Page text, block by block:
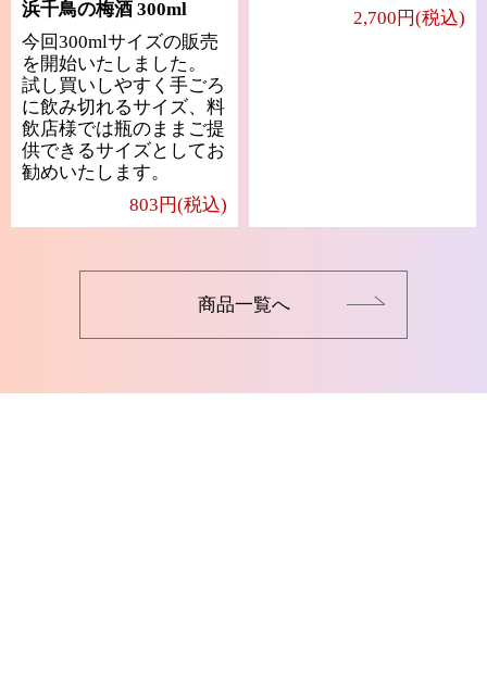
浜千鳥の梅酒 300ml
今回300mlサイズの販売
を開始いたしました。
試し買いしやすく手ごろ
に飲み切れるサイズ、料
飲店様では瓶のままご提
供できるサイズとしてお
勧めいたします。
803円(税込)
2,700円(税込)
商品一覧へ